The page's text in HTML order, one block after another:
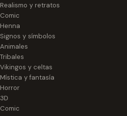
Realismo y retratos
Comic
Henna
Signos y símbolos
Animales
Tribales
Vikingos y celtas
Mística y fantasía
Horror
3D
Comic